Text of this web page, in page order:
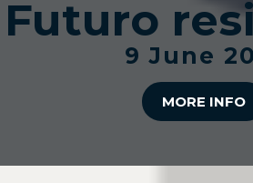
Futuro
9 June
MORE INFO